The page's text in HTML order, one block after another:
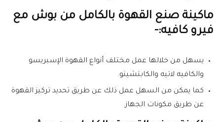
ماكينة صنع القهوة بالكامل من بوش مع
فيرو كافيه:-
يسهل من خلالها عمل مختلف أنواع القهوة الإسبريسو
والكافيه لاتيه والكابتشينو.
كما يمكن من السهل عمل ذلك عن طريق تحديد تركيز القهوة
عن طريق مكونات الجهاز.